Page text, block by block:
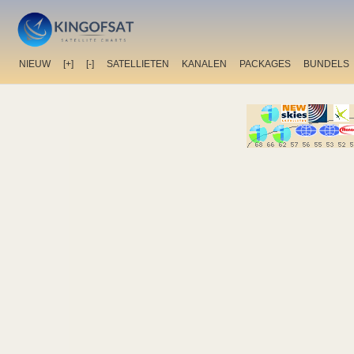
NIEUW [+] [-] SATELLIETEN KANALEN PACKAGES BUNDELS